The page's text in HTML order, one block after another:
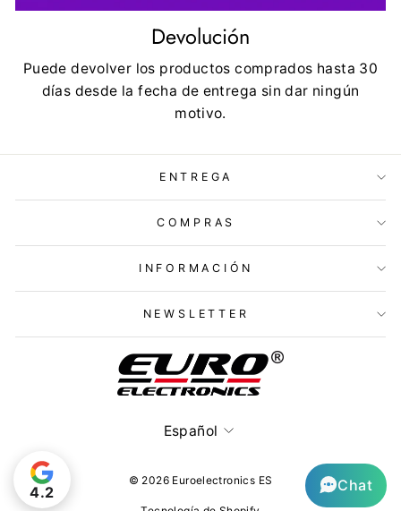
Devolución
Puede devolver los productos comprados hasta 30
días desde la fecha de entrega sin dar ningún
motivo.
ENTREGA
COMPRAS
INFORMACIÓN
NEWSLETTER
Idioma
Español
© 2026 Euroelectronics ES
4.2 Chat